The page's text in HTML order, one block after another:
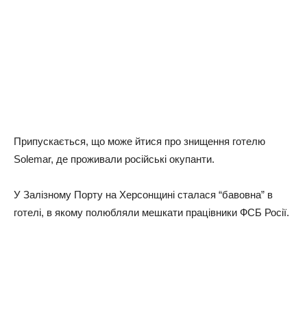
Припускається, що може йтися про знищення готелю
Solemar, де проживали російські окупанти.
У Залізному Порту на Херсонщині сталася “бавовна” в
готелі, в якому полюбляли мешкати працівники ФСБ Росії.